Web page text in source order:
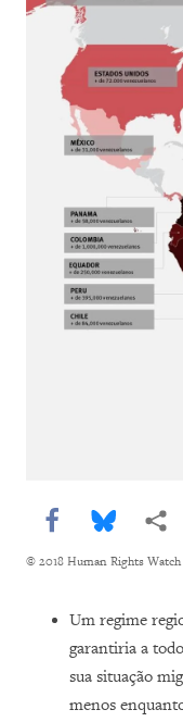
Share this via
Share this
© 2018 Human Rights Watch
Um regime
garantiria a
sua situação
menos